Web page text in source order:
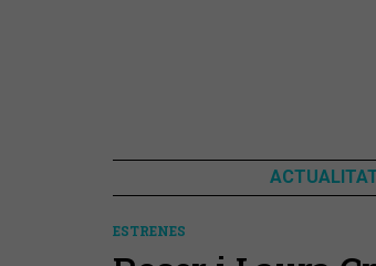
ESTRENES